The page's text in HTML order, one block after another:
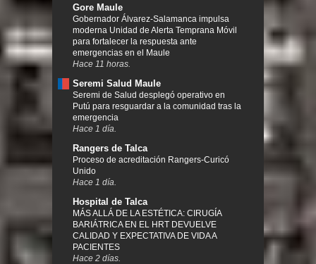
Gore Maule
Gobernador Álvarez-Salamanca impulsa
moderna Unidad de Alerta Temprana Móvil
para fortalecer la respuesta ante
emergencias en el Maule
Hace 11 horas.
Seremi Salud Maule
Seremi de Salud desplegó operativo en
Putú para resguardar a la comunidad tras la
emergencia
Hace 1 día.
Rangers de Talca
Proceso de acreditación Rangers-Curicó
Unido
Hace 1 día.
Hospital de Talca
MÁS ALLÁ DE LA ESTÉTICA: CIRUGÍA
BARIÁTRICA EN EL HRT DEVUELVE
CALIDAD Y EXPECTATIVA DE VIDA A
PACIENTES
Hace 2 días.